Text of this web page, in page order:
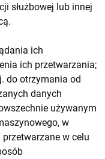
służbowej lub innej
ich
ich przetwarzania;
do otrzymania od
danych
używanym
w
w celu